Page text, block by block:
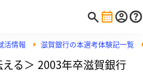
活情報 滋賀銀行の本選考体験記一覧
る＞ 2003年卒滋賀銀行